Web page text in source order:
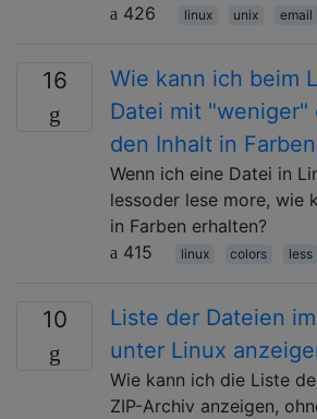
426
linux unix email
16
Wie kann ich beim
Datei mit "weniger"
den Inhalt in
Wenn ich eine Datei in
lessoder lese more, wie
in Farben erhalten?
415
linux colors less
10
Liste der Dateien
unter Linux
Wie kann ich die Liste
ZIP-Archiv anzeigen,